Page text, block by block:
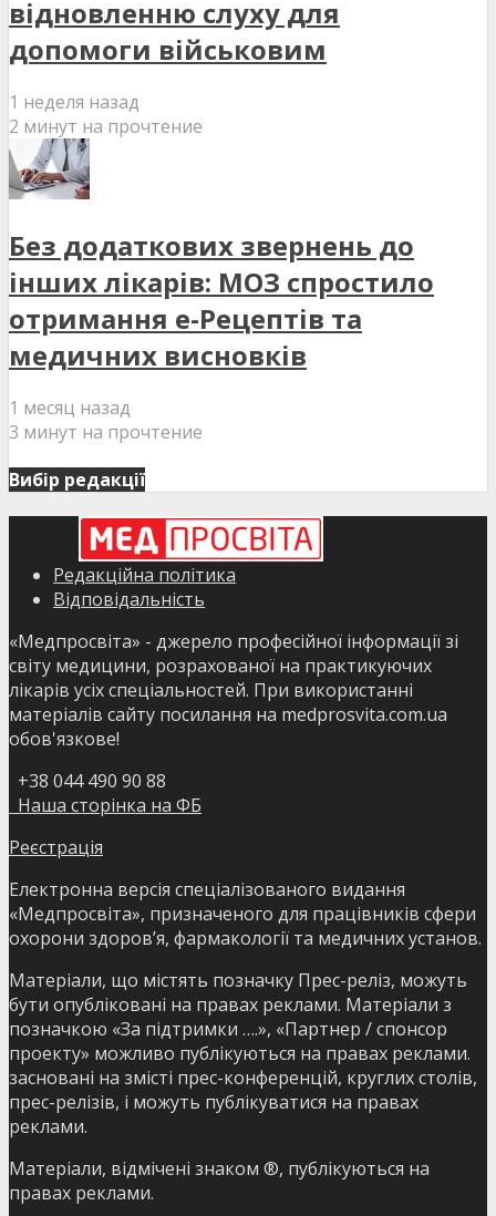
відновленню слуху для
допомоги військовим
1 неделя назад
2 минут на прочтение
Без додаткових звернень до
інших лікарів: МОЗ спростило
отримання е-Рецептів та
медичних висновків
1 месяц назад
3 минут на прочтение
Вибір редакції
Редакційна політика
Відповідальність
«Медпросвіта» - джерело професійної інформації зі
світу медицини, розрахованої на практикуючих
лікарів усіх спеціальностей. При використанні
матеріалів сайту посилання на medprosvita.com.ua
обов'язкове!
+38 044 490 90 88
Наша сторінка на ФБ
Реєстрація
Електронна версія спеціалізованого видання
«Медпросвіта», призначеного для працівників сфери
охорони здоров’я, фармакології та медичних установ.
Матеріали, що містять позначку Прес-реліз, можуть
бути опубліковані на правах реклами. Матеріали з
позначкою «За підтримки ….», «Партнер / спонсор
проекту» можливо публікуються на правах реклами.
засновані на змісті прес-конференцій, круглих столів,
прес-релізів, і можуть публікуватися на правах
реклами.
Матеріали, відмічені знаком ®, публікуються на
правах реклами.